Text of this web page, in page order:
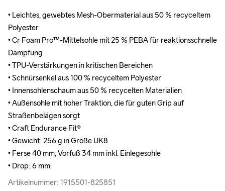
• Leichtes, gewebtes Mesh-Obermaterial aus 50 % recyceltem
Polyester
• Cr Foam Pro™-Mittelsohle mit 25 % PEBA für reaktionsschnelle
Dämpfung
• TPU-Verstärkungen in kritischen Bereichen
• Schnürsenkel aus 100 % recyceltem Polyester
• Innensohlenschaum aus 50 % recycelten Materialien
• Außensohle mit hoher Traktion, die für guten Grip auf
Straßenbelägen sorgt
• Craft Endurance Fit®
• Gewicht: 256 g in Größe UK8
• Ferse 40 mm, Vorfuß 34 mm inkl. Einlegesohle
• Drop: 6 mm
Artikelnummer: 1915501-825851
• Leichtes, gewebtes Mesh-Obermaterial aus 50 % recyceltem
Polyester
• Cr Foam Pro™-Mittelsohle mit 25 % PEBA für reaktionsschnelle
Dämpfung
• TPU-Verstärkungen in kritischen Bereichen
• Schnürsenkel aus 100 % recyceltem Polyester
• Innensohlenschaum aus 50 % recycelten Materialien
• Außensohle mit hoher Traktion, die für guten Grip auf
Straßenbelägen sorgt
• Craft Endurance Fit®
• Gewicht: 256 g in Größe UK8
• Ferse 40 mm, Vorfuß 34 mm inkl. Einlegesohle
• Drop: 6 mm
Artikelnummer: 1915501-825851